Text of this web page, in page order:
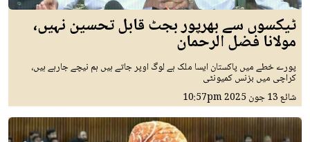
ٹیکسوں سے بھرپور بجٹ قابل تحسین نہیں،
مولانا فضل الرحمان
پورے خطے میں پاکستان ایسا ملک ہے لوگ اوپر جاتے ہیں ہم نیچے جارہے ہیں،
کراچی میں بزنس کمیونٹی
شائع13 جون 2025 10:57pm